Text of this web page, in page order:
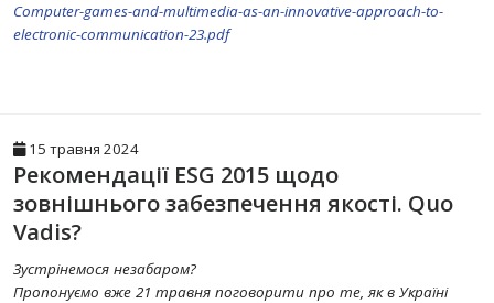
Computer-games-and-multimedia-as-an-innovative-approach-to-
electronic-communication-23.pdf
15 травня 2024
Рекомендації ESG 2015 щодо
зовнішнього забезпечення якості. Quo
Vadis?
Зустрінемося незабаром?
Пропонуємо вже 21 травня поговорити про те, як в Україні